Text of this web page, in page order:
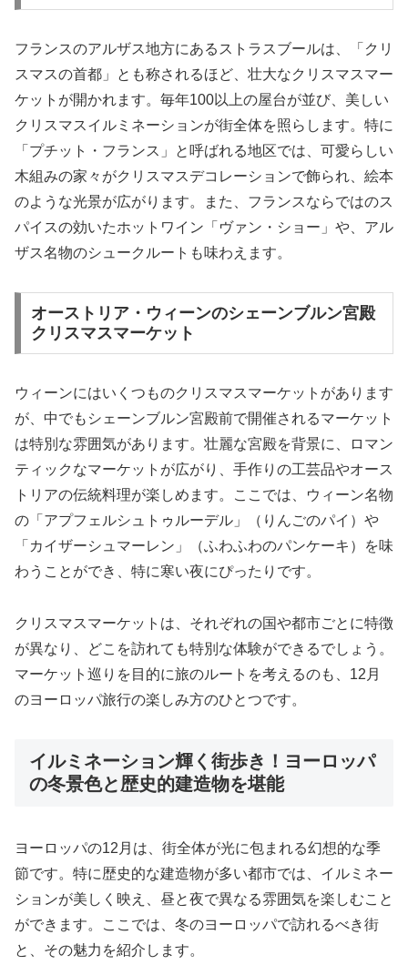
フランスのアルザス地方にあるストラスブールは、「クリ
スマスの首都」とも称されるほど、壮大なクリスマスマー
ケットが開かれます。毎年100以上の屋台が並び、美しい
クリスマスイルミネーションが街全体を照らします。特に
「プチット・フランス」と呼ばれる地区では、可愛らしい
木組みの家々がクリスマスデコレーションで飾られ、絵本
のような光景が広がります。また、フランスならではのス
パイスの効いたホットワイン「ヴァン・ショー」や、アル
ザス名物のシュークルートも味わえます。
オーストリア・ウィーンのシェーンブルン宮殿
クリスマスマーケット
ウィーンにはいくつものクリスマスマーケットがあります
が、中でもシェーンブルン宮殿前で開催されるマーケット
は特別な雰囲気があります。壮麗な宮殿を背景に、ロマン
ティックなマーケットが広がり、手作りの工芸品やオース
トリアの伝統料理が楽しめます。ここでは、ウィーン名物
の「アプフェルシュトゥルーデル」（りんごのパイ）や
「カイザーシュマーレン」（ふわふわのパンケーキ）を味
わうことができ、特に寒い夜にぴったりです。
クリスマスマーケットは、それぞれの国や都市ごとに特徴
が異なり、どこを訪れても特別な体験ができるでしょう。
マーケット巡りを目的に旅のルートを考えるのも、12月
のヨーロッパ旅行の楽しみ方のひとつです。
イルミネーション輝く街歩き！ヨーロッパ
の冬景色と歴史的建造物を堪能
ヨーロッパの12月は、街全体が光に包まれる幻想的な季
節です。特に歴史的な建造物が多い都市では、イルミネー
ションが美しく映え、昼と夜で異なる雰囲気を楽しむこと
ができます。ここでは、冬のヨーロッパで訪れるべき街
と、その魅力を紹介します。